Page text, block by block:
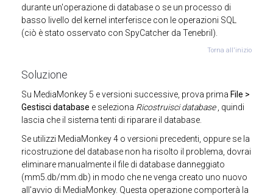
durante un'operazione di database o se un processo di
basso livello del kernel interferisce con le operazioni SQL
(ciò è stato osservato con SpyCatcher da Tenebril).
Torna all'inizio
Soluzione
Su MediaMonkey 5 e versioni successive, prova prima File >
Gestisci database e seleziona Ricostruisci database, quindi
lascia che il sistema tenti di riparare il database.
Se utilizzi MediaMonkey 4 o versioni precedenti, oppure se la
ricostruzione del database non ha risolto il problema, dovrai
eliminare manualmente il file di database danneggiato
(mm5.db/mm.db) in modo che ne venga creato uno nuovo
all'avvio di MediaMonkey. Questa operazione comporterà la